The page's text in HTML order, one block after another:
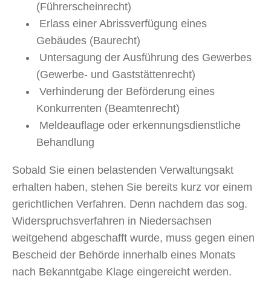
(Führerscheinrecht)
Erlass einer Abrissverfügung eines
Gebäudes (Baurecht)
Untersagung der Ausführung des Gewerbes
(Gewerbe- und Gaststättenrecht)
Verhinderung der Beförderung eines
Konkurrenten (Beamtenrecht)
Meldeauflage oder erkennungsdienstliche
Behandlung
Sobald Sie einen belastenden Verwaltungsakt
erhalten haben, stehen Sie bereits kurz vor einem
gerichtlichen Verfahren. Denn nachdem das sog.
Widerspruchsverfahren in Niedersachsen
weitgehend abgeschafft wurde, muss gegen einen
Bescheid der Behörde innerhalb eines Monats
nach Bekanntgabe Klage eingereicht werden.